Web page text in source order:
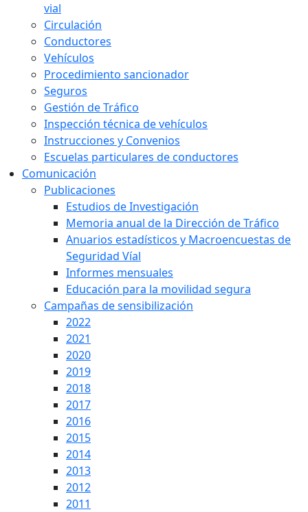
vial
Circulación
Conductores
Vehículos
Procedimiento sancionador
Seguros
Gestión de Tráfico
Inspección técnica de vehículos
Instrucciones y Convenios
Escuelas particulares de conductores
Comunicación
Publicaciones
Estudios de Investigación
Memoria anual de la Dirección de Tráfico
Anuarios estadísticos y Macroencuestas de
Seguridad Víal
Informes mensuales
Educación para la movilidad segura
Campañas de sensibilización
2022
2021
2020
2019
2018
2017
2016
2015
2014
2013
2012
2011